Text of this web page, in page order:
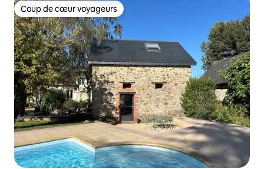
Coup de cœur voyageurs
Coup de cœur voyageurs